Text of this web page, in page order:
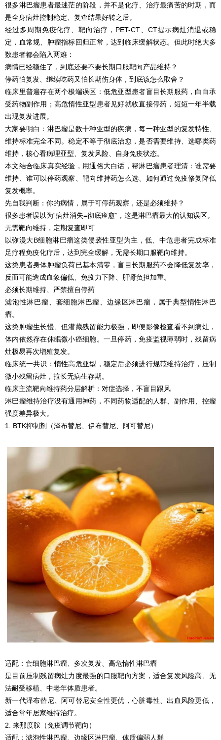
很多淋巴瘤患者最迷茫的阶段，并不是化疗、治疗最痛苦的时期，而
是全身病灶控制稳定、复查结果好转之后。
经过多周期免疫化疗、靶向治疗，PET-CT、CT提示病灶消退或稳
定，血常规、肿瘤指标回归正常，达到临床缓解状态。但此时绝大多
数患者都会陷入两难：
病情已经稳住了，到底还要不要长期口服靶向产品维持？
停药怕复发、继续吃药又怕长期伤身体，到底该怎么取舍？
临床里普遍存在两个极端误区：低危亚型患者盲目长期服药，白白承
受药物副作用；高危惰性亚型患者见好就收直接停药，短短一年半载
出现复发进展。
大家要明白：淋巴瘤是数十种亚型的疾病，每一种亚型的复发特性、
维持标准完全不同。稳定不等于彻底治愈，是否需要维持、选哪类药
维持，核心看病理亚型、复发风险、自身免疫状态。
本文结合临床真实经验，用通俗大白话，帮淋巴瘤患者理清：谁需要
维持、谁可以停药观察、靶向维持药怎么选、如何通过免疫修复降低
复发概率。
先自我判断：你的病情，属于可停药观察，还是必须维持？
很多患者误以为“病灶消失=彻底痊愈”，这是淋巴瘤最大的认知误区。
无需靶向维持，定期复查即可
以弥漫大B细胞淋巴瘤这类侵袭性亚型为主，低、中危患者完成标准
足疗程免疫化疗后，达到完全缓解，无需长期口服靶向维持。
这类患者身体肿瘤负荷已基本清零，盲目长期服药不会降低复发率，
反而可能造成血象偏低、免疫力下降、肝肾负担加重。
必须长期维持、严禁擅自停药
滤泡性淋巴瘤、套细胞淋巴瘤、边缘区淋巴瘤，属于典型惰性淋巴
瘤。
这类肿瘤生长慢、但潜藏残留能力极强，即便影像检查看不到病灶，
体内依然存在休眠微小癌细胞。一旦停药，免疫监视薄弱时，残留病
灶极易再次增殖复发。
临床统一共识：惰性高危亚型，稳定后必须进行规范维持治疗，压制
微小残留病灶，拉长无病生存期。
临床主流靶向维持药分层解析：对症选择，不盲目跟风
淋巴瘤维持治疗没有通用神药，不同药物适配的人群、副作用、控瘤
强度差异极大。
1. BTK抑制剂（泽布替尼、伊布替尼、阿可替尼）
适配：套细胞淋巴瘤、多次复发、高危惰性淋巴瘤
是目前压制残留病灶力度最强的口服靶向方案，适合复发风险高、无
法耐受移植、中老年体质患者。
新一代泽布替尼、阿可替尼安全性更优，心脏毒性、出血风险更低，
适合常年居家维持治疗。
2. 来那度胺（免疫调节靶向）
适配：滤泡性淋巴瘤、边缘区淋巴瘤、体质偏弱人群